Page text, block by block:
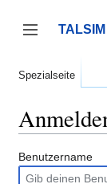
springen
Seitenleiste umschalten
Spezialseite
Benutzername